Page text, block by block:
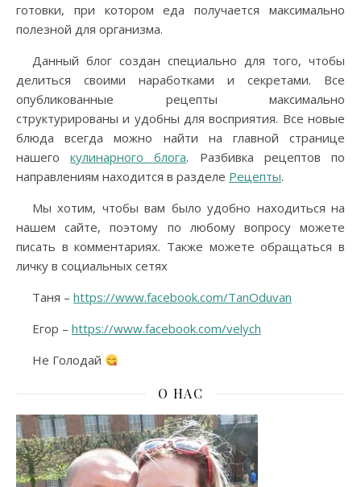
готовки, при котором еда получается максимально
полезной для организма.
Данный блог создан специально для того, чтобы
делиться своими наработками и секретами. Все
опубликованные рецепты максимально
структурированы и удобны для восприятия. Все новые
блюда всегда можно найти на главной странице
нашегокулинарного блога. Разбивка рецептов по
направлениям находится в разделе Рецепты.
Мы хотим, чтобы вам было удобно находиться на
нашем сайте, поэтому по любому вопросу можете
писать в комментариях. Также можете обращаться в
личку в социальных сетях
Таня – https://www.facebook.com/TanOduvan
Егор – https://www.facebook.com/velych
Не Голодай
О НАС